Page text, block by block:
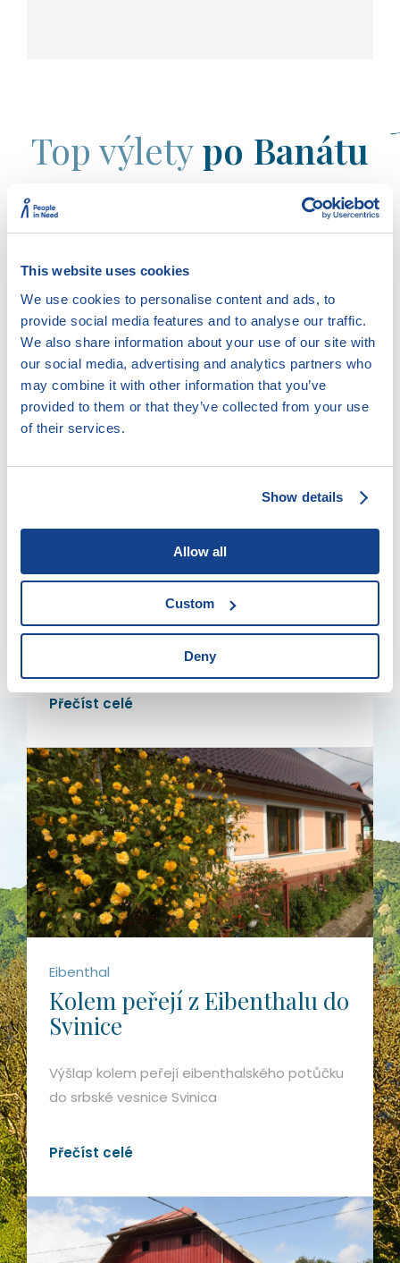
This website uses cookies
We use cookies to personalise content and ads, to
provide social media features and to analyse our traffic.
We also share information about your use of our site with
our social media, advertising and analytics partners who
may combine it with other information that you’ve
provided to them or that they’ve collected from your use
of their services.
Show details
Allow all
Custom
Deny
Top výletypo Banátu
V okolí českých vesnic si užijete parádní pěší i cyklo
výlety. Vesnice jsou propojeny značenými trasami,
vám přinášíme výběr těch nej.
Eibenthal
K vodopádu Vânturătoarea
Po strmé cestě ke stometrovému vodopádu
Přečíst celé
Eibenthal
Kolem peřejí z Eibenthalu do
Svinice
Výšlap kolem peřejí eibenthalského potůčku
do srbské vesnice Svinica
Přečíst celé